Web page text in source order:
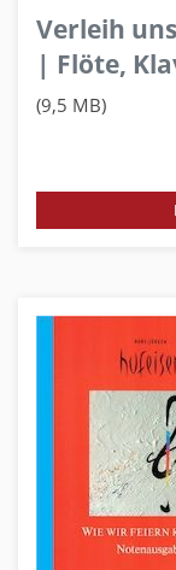
Verleih
| Flöte,
(9,5 MB)